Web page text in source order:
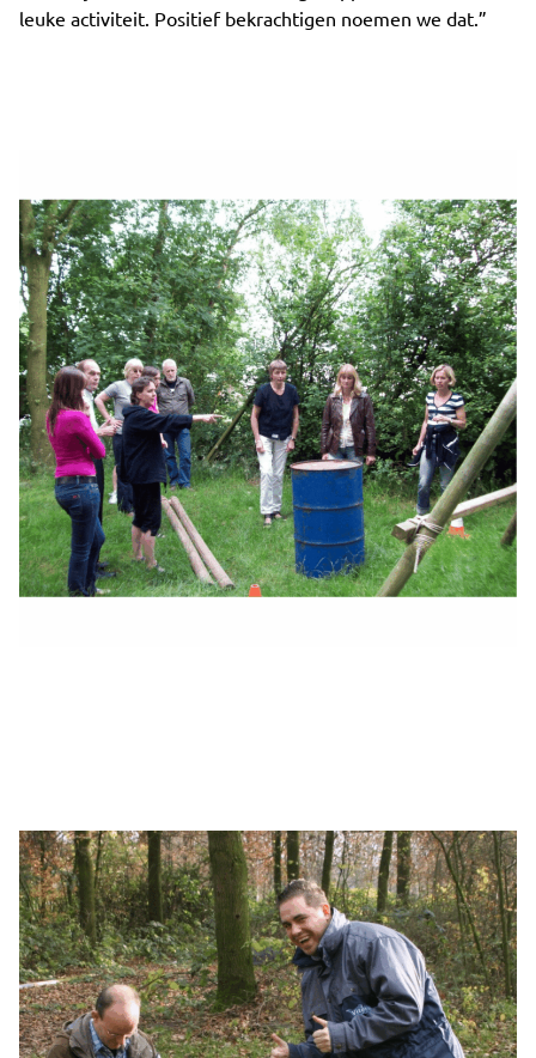
leuke activiteit. Positief bekrachtigen noemen we dat.”